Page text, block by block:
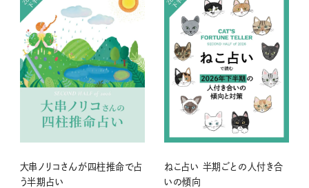
大串ノリコさんが四柱推命で占
う半期占い
ねこ占い 半期ごとの人付き合
いの傾向